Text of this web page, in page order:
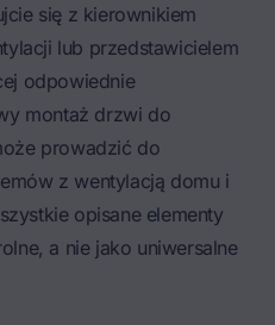
się z kierownikiem
lub przedstawicielem
odpowiednie
montaż drzwi do
prowadzić do
z wentylacją domu i
opisane elementy
a nie jako uniwersalne